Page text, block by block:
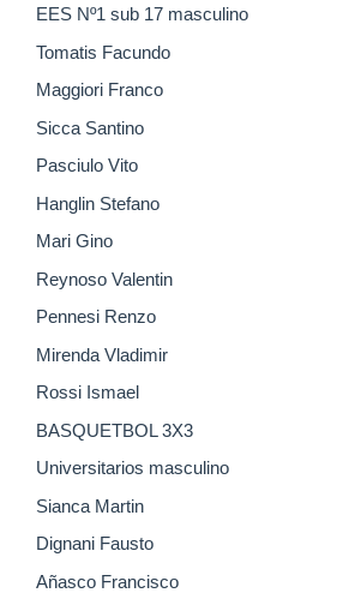
EES Nº1 sub 17 masculino
Tomatis Facundo
Maggiori Franco
Sicca Santino
Pasciulo Vito
Hanglin Stefano
Mari Gino
Reynoso Valentin
Pennesi Renzo
Mirenda Vladimir
Rossi Ismael
BASQUETBOL 3X3
Universitarios masculino
Sianca Martin
Dignani Fausto
Añasco Francisco